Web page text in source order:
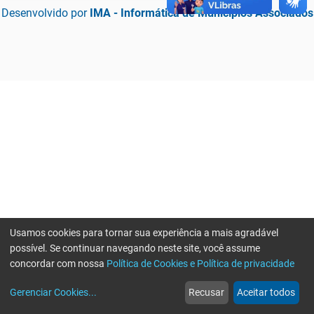
Desenvolvido por IMA - Informática de Municípios Associados
web
Notícias
more_horiz
Mais
Usamos cookies para tornar sua experiência a mais agradável
possível. Se continuar navegando neste site, você assume
concordar com nossa Política de Cookies e Política de privacidade
Gerenciar Cookies... Recusar Aceitar todos
Erro ao enviar informações, por favor tente novamente